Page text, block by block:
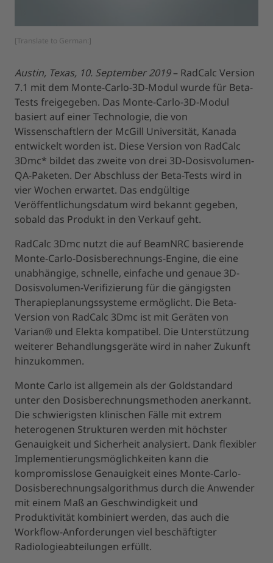
[Translate to German:]
Austin, Texas, 10. September 2019– RadCalc Version
7.1 mit dem Monte-Carlo-3D-Modul wurde für Beta-
Tests freigegeben. Das Monte-Carlo-3D-Modul
basiert auf einer Technologie, die von
Wissenschaftlern der McGill Universität, Kanada
entwickelt worden ist. Diese Version von RadCalc
3Dmc* bildet das zweite von drei 3D-Dosisvolumen-
QA-Paketen. Der Abschluss der Beta-Tests wird in
vier Wochen erwartet. Das endgültige
Veröffentlichungsdatum wird bekannt gegeben,
sobald das Produkt in den Verkauf geht.
RadCalc 3Dmc nutzt die auf BeamNRC basierende
Monte-Carlo-Dosisberechnungs-Engine, die eine
unabhängige, schnelle, einfache und genaue 3D-
Dosisvolumen-Verifizierung für die gängigsten
Therapieplanungssysteme ermöglicht. Die Beta-
Version von RadCalc 3Dmc ist mit Geräten von
Varian® und Elekta kompatibel. Die Unterstützung
weiterer Behandlungsgeräte wird in naher Zukunft
hinzukommen.
Monte Carlo ist allgemein als der Goldstandard
unter den Dosisberechnungsmethoden anerkannt.
Die schwierigsten klinischen Fälle mit extrem
heterogenen Strukturen werden mit höchster
Genauigkeit und Sicherheit analysiert. Dank flexibler
Implementierungsmöglichkeiten kann die
kompromisslose Genauigkeit eines Monte-Carlo-
Dosisberechnungsalgorithmus durch die Anwender
mit einem Maß an Geschwindigkeit und
Produktivität kombiniert werden, das auch die
Workflow-Anforderungen viel beschäftigter
Radiologieabteilungen erfüllt.